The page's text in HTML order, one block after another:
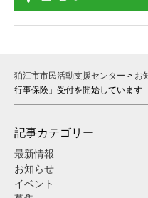
狛江市市民活動支援センター > お
行事保険」受付を開始しています
記事カテゴリー
最新情報
お知らせ
イベント